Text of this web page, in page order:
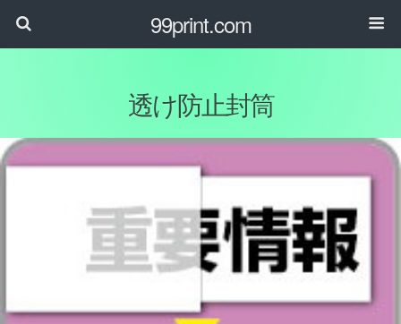
99print.com
透け防止封筒